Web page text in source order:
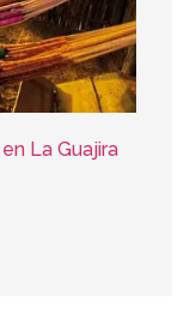
La Guajira